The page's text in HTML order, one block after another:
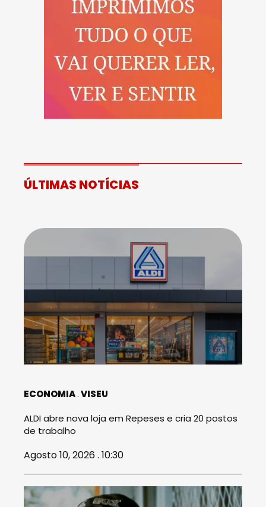
ÚLTIMAS NOTÍCIAS
ECONOMIA VISEU
ALDI abre nova loja em Repeses e cria 20 postos
de trabalho
Agosto 10, 2026 . 10:30